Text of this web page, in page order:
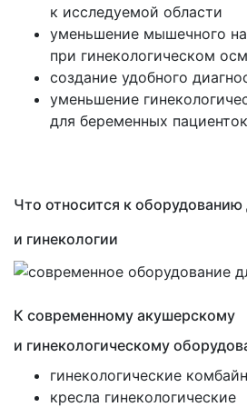
к исследуемой области
уменьшение мышечного
при гинекологическом
создание удобного
уменьшение
для беременных
Что относится к
и гинекологии
К современному акушерскому
и гинекологическому
гинекологические
кресла гинекологические